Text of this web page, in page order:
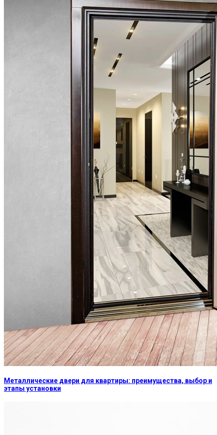
Металлические двери для квартиры: преимущества, выбор и
этапы установки